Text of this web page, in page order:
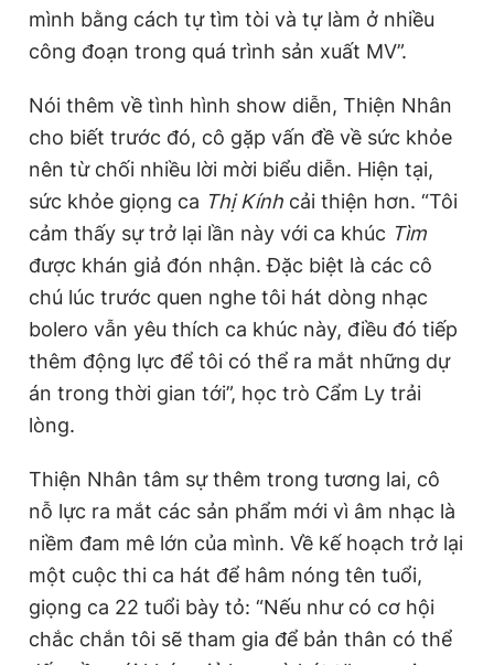
mình bằng cách tự tìm tòi và tự làm ở nhiều
công đoạn trong quá trình sản xuất MV”.
Nói thêm về tình hình show diễn, Thiện Nhân
cho biết trước đó, cô gặp vấn đề về sức khỏe
nên từ chối nhiều lời mời biểu diễn. Hiện tại,
sức khỏe giọng ca Thị Kính cải thiện hơn. “Tôi
cảm thấy sự trở lại lần này với ca khúc Tìm
được khán giả đón nhận. Đặc biệt là các cô
chú lúc trước quen nghe tôi hát dòng nhạc
bolero vẫn yêu thích ca khúc này, điều đó tiếp
thêm động lực để tôi có thể ra mắt những dự
án trong thời gian tới”, học trò Cẩm Ly trải
lòng.
Thiện Nhân tâm sự thêm trong tương lai, cô
nỗ lực ra mắt các sản phẩm mới vì âm nhạc là
niềm đam mê lớn của mình. Về kế hoạch trở lại
một cuộc thi ca hát để hâm nóng tên tuổi,
giọng ca 22 tuổi bày tỏ: “Nếu như có cơ hội
chắc chắn tôi sẽ tham gia để bản thân có thể